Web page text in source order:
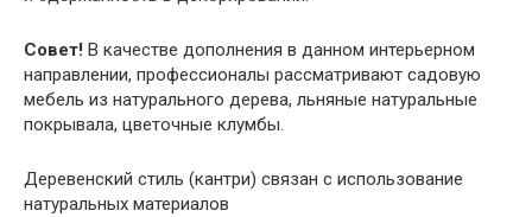
Совет! В качестве дополнения в данном интерьерном
направлении, профессионалы рассматривают садовую
мебель из натурального дерева, льняные натуральные
покрывала, цветочные клумбы.
Деревенский стиль (кантри) связан с использование
натуральных материалов